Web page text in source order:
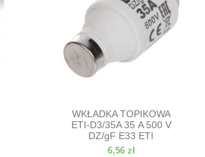
WKŁADKA TOPIKOWA
ETI-D3/35A 35 A 500 V
DZ/gF E33 ETI
6,56 zł